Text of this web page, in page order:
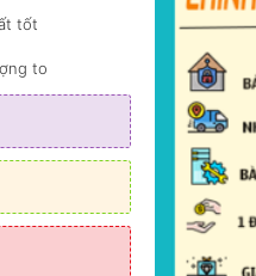
tốt
to